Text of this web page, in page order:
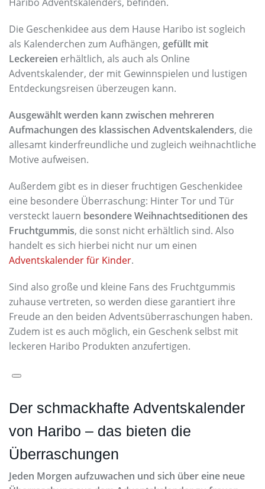
Die Geschenkidee aus dem Hause Haribo ist sogleich
als Kalenderchen zum Aufhängen, gefüllt mit
Leckereien erhältlich, als auch als Online
Adventskalender, der mit Gewinnspielen und lustigen
Entdeckungsreisen überzeugen kann.
Ausgewählt werden kann zwischen mehreren
Aufmachungen des klassischen Adventskalenders, die
allesamt kinderfreundliche und zugleich weihnachtliche
Motive aufweisen.
Außerdem gibt es in dieser fruchtigen Geschenkidee
eine besondere Überraschung: Hinter Tor und Tür
versteckt lauern besondere Weihnachtseditionen des
Fruchtgummis, die sonst nicht erhältlich sind. Also
handelt es sich hierbei nicht nur um einen
Adventskalender für Kinder.
Sind also große und kleine Fans des Fruchtgummis
zuhause vertreten, so werden diese garantiert ihre
Freude an den beiden Adventsüberraschungen haben.
Zudem ist es auch möglich, ein Geschenk selbst mit
leckeren Haribo Produkten anzufertigen.
Der schmackhafte Adventskalender
von Haribo – das bieten die
Überraschungen
Jeden Morgen aufzuwachen und sich über eine neue